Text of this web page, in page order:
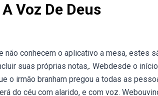
Voz De Deus
não conhecem o aplicativo a mesa, estes
suas próprias notas,. Webdesde o
o irmão branham pregou a todas as
do céu com alarido, e com voz.